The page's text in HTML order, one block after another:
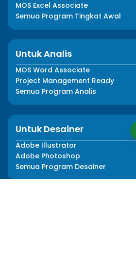
MOS Excel Associate
Semua Program Tingkat Awal
Untuk Analis
MOS Word Associate
Project Management Ready
Semua Program Analis
Untuk Desainer
Adobe Illustrator
Adobe Photoshop
Semua Program Desainer